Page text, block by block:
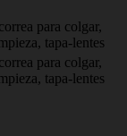
para colgar,
tapa-lentes
para colgar,
tapa-lentes